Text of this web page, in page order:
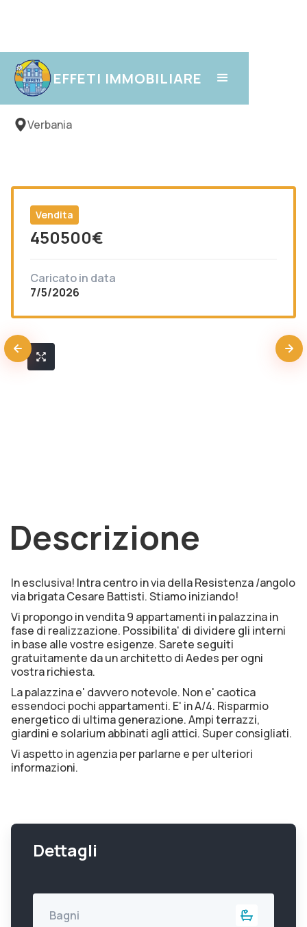
EFFETI IMMOBILIARE
Intra
Verbania
Vendita
450500€
Caricato in data
7/5/2026
Descrizione
In esclusiva! Intra centro in via della Resistenza /angolo
via brigata Cesare Battisti. Stiamo iniziando!
Vi propongo in vendita 9 appartamenti in palazzina in
fase di realizzazione. Possibilita' di dividere gli interni
in base alle vostre esigenze. Sarete seguiti
gratuitamente da un architetto di Aedes per ogni
vostra richiesta.
La palazzina e' davvero notevole. Non e' caotica
essendoci pochi appartamenti. E' in A/4. Risparmio
energetico di ultima generazione. Ampi terrazzi,
giardini e solarium abbinati agli attici. Super consigliati.
Vi aspetto in agenzia per parlarne e per ulteriori
informazioni.
Dettagli
Bagni